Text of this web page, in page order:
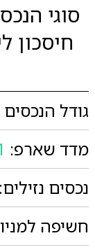
סוגי
חיסכון
גודל
מדד שארפ:
נכסים נזילים:
חשיפה